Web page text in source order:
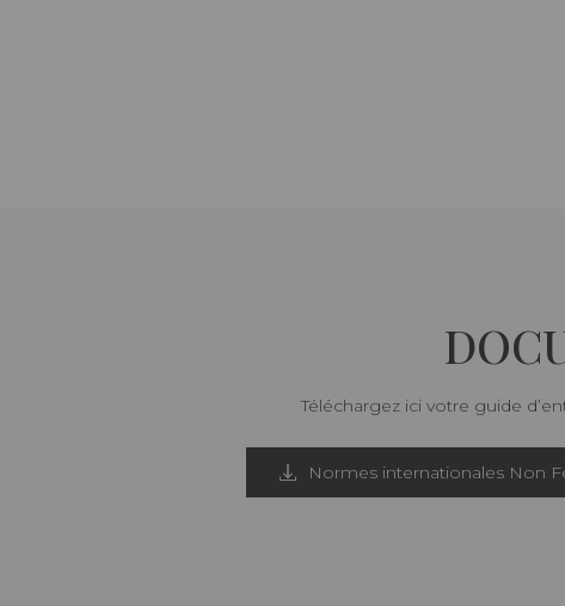
Téléchargez ici votre guide
Normes internationales Non